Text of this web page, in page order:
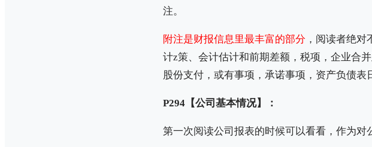
注。
附注是财报信息里最丰富的部分 ，阅读者绝
计z策、会计估计和前期差额，税项，企业合
股份支付，或有事项，承诺事项，资产负债表
P294【公司基本情况】：
第一次阅读公司报表的时候可以看看，作为对